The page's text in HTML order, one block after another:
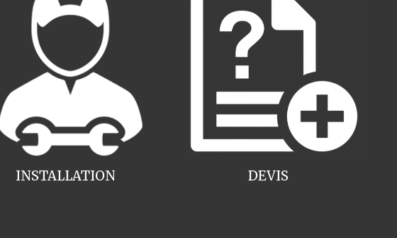
INSTALLATION DEVIS